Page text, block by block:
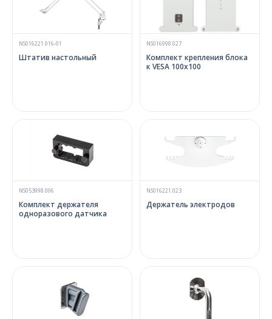
NS016221.016-01
Штатив настольный
NS016998.027
Комплект крепления блока
к VESA 100x100
NS053998.006
Комплект держателя
одноразового датчика
NS016221.023
Держатель электродов